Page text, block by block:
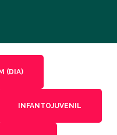
(DIA)
INFANTOJUVENIL